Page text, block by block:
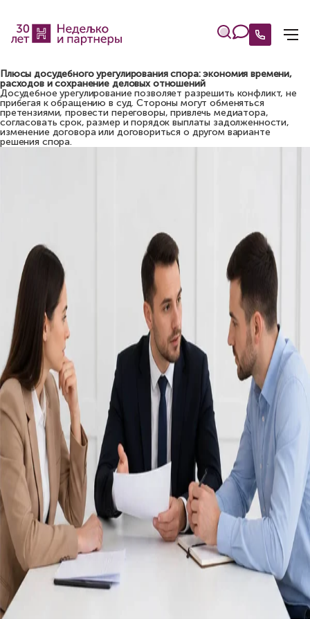
Плюсы досудебного урегулирования спора: экономия времени,
расходов и сохранение деловых отношений
Досудебное урегулирование позволяет разрешить конфликт, не
прибегая к обращению в суд. Стороны могут обменяться
претензиями, провести переговоры, привлечь медиатора,
согласовать срок, размер и порядок выплаты задолженности,
изменение договора или договориться о другом варианте
решения спора.